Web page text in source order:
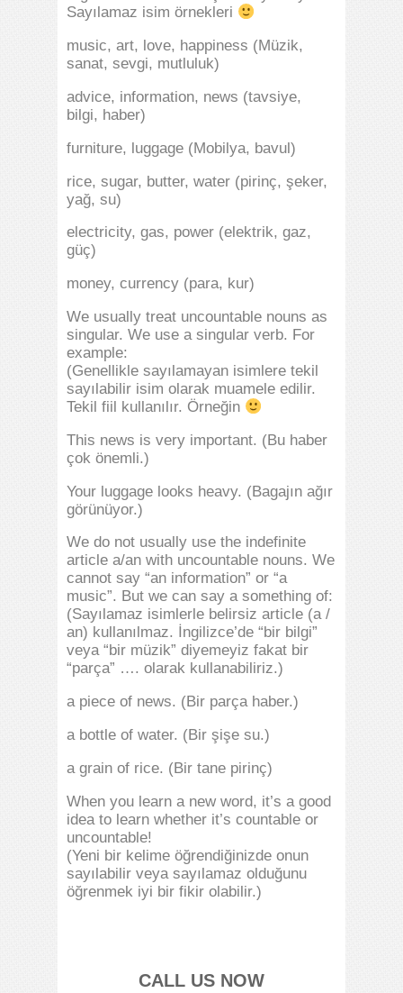
Sayılamaz isim örnekleri
music, art, love, happiness (Müzik,
sanat, sevgi, mutluluk)
advice, information, news (tavsiye,
bilgi, haber)
furniture, luggage (Mobilya, bavul)
rice, sugar, butter, water (pirinç, şeker,
yağ, su)
electricity, gas, power (elektrik, gaz,
güç)
money, currency (para, kur)
We usually treat uncountable nouns as
singular. We use a singular verb. For
example:
(Genellikle sayılamayan isimlere tekil
sayılabilir isim olarak muamele edilir.
Tekil fiil kullanılır. Örneğin
This news is very important. (Bu haber
çok önemli.)
Your luggage looks heavy. (Bagajın ağır
görünüyor.)
We do not usually use the indefinite
article a/an with uncountable nouns. We
cannot say “an information” or “a
music”. But we can say a something of:
(Sayılamaz isimlerle belirsiz article (a /
an) kullanılmaz. İngilizce’de “bir bilgi”
veya “bir müzik” diyemeyiz fakat bir
“parça” …. olarak kullanabiliriz.)
a piece of news. (Bir parça haber.)
a bottle of water. (Bir şişe su.)
a grain of rice. (Bir tane pirinç)
When you learn a new word, it’s a good
idea to learn whether it’s countable or
uncountable!
(Yeni bir kelime öğrendiğinizde onun
sayılabilir veya sayılamaz olduğunu
öğrenmek iyi bir fikir olabilir.)
CALL US NOW